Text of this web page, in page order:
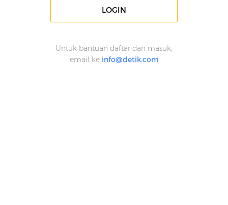
LOGIN
Untuk bantuan daftar dan masuk,
email ke info@detik.com